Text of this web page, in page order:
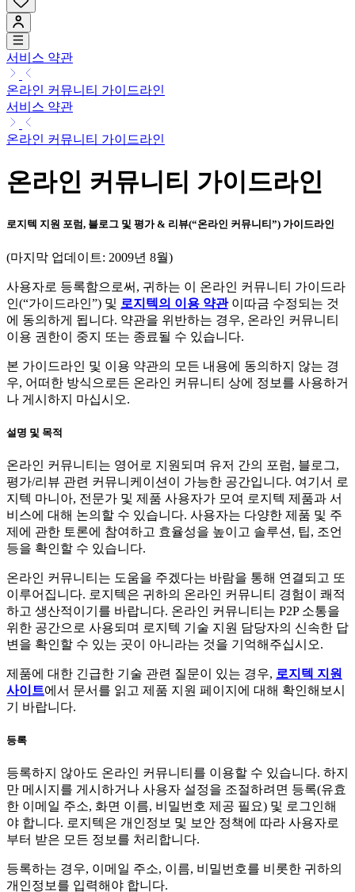
서비스 약관
온라인 커뮤니티 가이드라인
서비스 약관
온라인 커뮤니티 가이드라인
온라인 커뮤니티 가이드라인
로지텍 지원 포럼, 블로그 및 평가 & 리뷰(“온라인 커뮤니티”) 가이드라인
(마지막 업데이트: 2009년 8월)
사용자로 등록함으로써, 귀하는 이 온라인 커뮤니티 가이드라
인(“가이드라인”) 및 로지텍의 이용 약관이따금 수정되는 것
에 동의하게 됩니다. 약관을 위반하는 경우, 온라인 커뮤니티
이용 권한이 중지 또는 종료될 수 있습니다.
본 가이드라인 및 이용 약관의 모든 내용에 동의하지 않는 경
우, 어떠한 방식으로든 온라인 커뮤니티 상에 정보를 사용하거
나 게시하지 마십시오.
설명 및 목적
온라인 커뮤니티는 영어로 지원되며 유저 간의 포럼, 블로그,
평가/리뷰 관련 커뮤니케이션이 가능한 공간입니다. 여기서 로
지텍 마니아, 전문가 및 제품 사용자가 모여 로지텍 제품과 서
비스에 대해 논의할 수 있습니다. 사용자는 다양한 제품 및 주
제에 관한 토론에 참여하고 효율성을 높이고 솔루션, 팁, 조언
등을 확인할 수 있습니다.
온라인 커뮤니티는 도움을 주겠다는 바람을 통해 연결되고 또
이루어집니다. 로지텍은 귀하의 온라인 커뮤니티 경험이 쾌적
하고 생산적이기를 바랍니다. 온라인 커뮤니티는 P2P 소통을
위한 공간으로 사용되며 로지텍 기술 지원 담당자의 신속한 답
변을 확인할 수 있는 곳이 아니라는 것을 기억해주십시오.
제품에 대한 긴급한 기술 관련 질문이 있는 경우, 로지텍 지원
사이트에서 문서를 읽고 제품 지원 페이지에 대해 확인해보시
기 바랍니다.
등록
등록하지 않아도 온라인 커뮤니티를 이용할 수 있습니다. 하지
만 메시지를 게시하거나 사용자 설정을 조절하려면 등록(유효
한 이메일 주소, 화면 이름, 비밀번호 제공 필요) 및 로그인해
야 합니다. 로지텍은 개인정보 및 보안 정책에 따라 사용자로
부터 받은 모든 정보를 처리합니다.
등록하는 경우, 이메일 주소, 이름, 비밀번호를 비롯한 귀하의
개인정보를 입력해야 합니다.